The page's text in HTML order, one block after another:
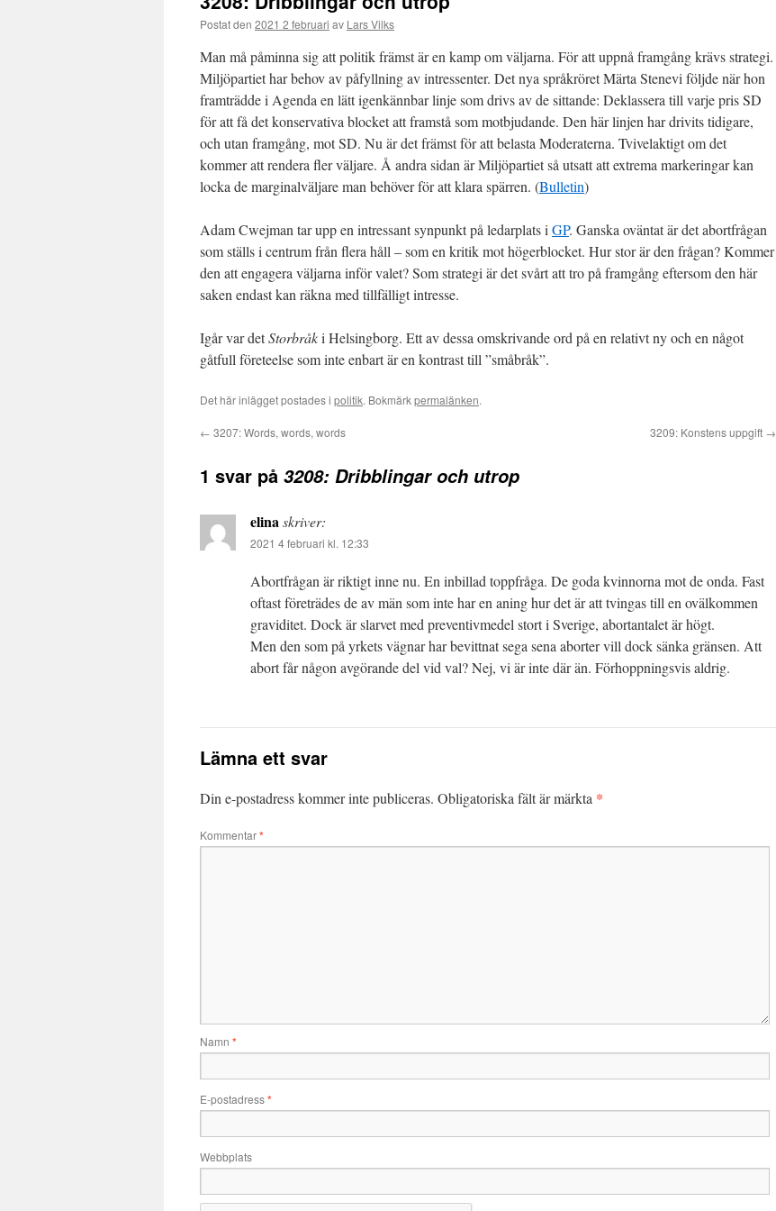
Postat den 2021 2 februari av Lars Vilks
Man må påminna sig att politik främst är en kamp om väljarna. För att uppnå framgång krävs strategi.
Miljöpartiet har behov av påfyllning av intressenter. Det nya språkröret Märta Stenevi följde när hon
framträdde i Agenda en lätt igenkännbar linje som drivs av de sittande: Deklassera till varje pris SD
för att få det konservativa blocket att framstå som motbjudande. Den här linjen har drivits tidigare,
och utan framgång, mot SD. Nu är det främst för att belasta Moderaterna. Tvivelaktigt om det
kommer att rendera fler väljare. Å andra sidan är Miljöpartiet så utsatt att extrema markeringar kan
locka de marginalväljare man behöver för att klara spärren. (Bulletin)
Adam Cwejman tar upp en intressant synpunkt på ledarplats i GP. Ganska oväntat är det abortfrågan
som ställs i centrum från flera håll – som en kritik mot högerblocket. Hur stor är den frågan? Kommer
den att engagera väljarna inför valet? Som strategi är det svårt att tro på framgång eftersom den här
saken endast kan räkna med tillfälligt intresse.
Igår var detStorbråki Helsingborg. Ett av dessa omskrivande ord på en relativt ny och en något
gåtfull företeelse som inte enbart är en kontrast till ”småbråk”.
Det här inlägget postades i politik. Bokmärkpermalänken.
← 3207: Words, words, words 3209: Konstens uppgift →
1 svar på 3208: Dribblingar och utrop
elinaskriver:
2021 4 februari kl. 12:33
Abortfrågan är riktigt inne nu. En inbillad toppfråga. De goda kvinnorna mot de onda. Fast
oftast företrädes de av män som inte har en aning hur det är att tvingas till en ovälkommen
graviditet. Dock är slarvet med preventivmedel stort i Sverige, abortantalet är högt.
Men den som på yrkets vägnar har bevittnat sega sena aborter vill dock sänka gränsen. Att
abort får någon avgörande del vid val? Nej, vi är inte där än. Förhoppningsvis aldrig.
Lämna ett svar
Din e-postadress kommer inte publiceras. Obligatoriska fält är märkta *
Kommentar*
Namn *
E-postadress*
Webbplats